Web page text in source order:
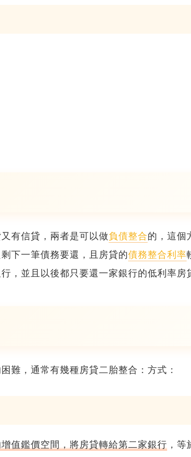
有信貸，兩者是可以做負債整合的，這個
下一筆債務要還，且房貸的債務整合利率
，並且以後都只要還一家銀行的低利率房
難，通常有幾種房貸二胎整合 ：方式：
值鑑價空間，將房貸轉給第二家銀行 ，